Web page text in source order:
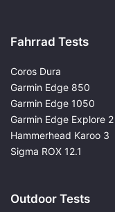
Fahrrad Tests
Coros Dura
Garmin Edge 850
Garmin Edge 1050
Garmin Edge Explore 2
Hammerhead Karoo 3
Sigma ROX 12.1
Outdoor Tests